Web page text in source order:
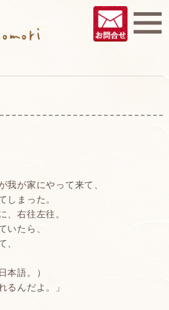
我が家にやって来て、
しまった。
、右往左往。
いたら、
、
本語。）
るんだよ。」